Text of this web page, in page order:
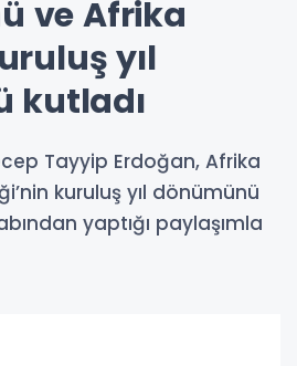
ve Afrika
yıl
kutladı
Tayyip Erdoğan, Afrika
kuruluş yıl dönümünü
yaptığı paylaşımla